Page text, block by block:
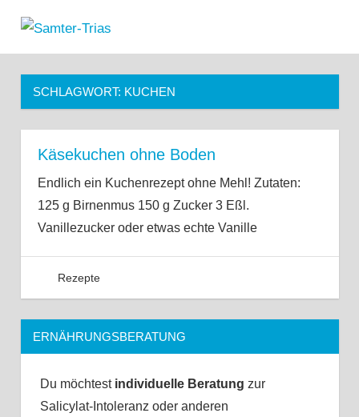
Inhalt
springen
Polypen
Salicylsäure-
Unverträglichkeit
SCHLAGWORT: KUCHEN
Käsekuchen ohne Boden
Endlich ein Kuchenrezept ohne Mehl! Zutaten:
125 g Birnenmus 150 g Zucker 3 Eßl.
Vanillezucker oder etwas echte Vanille
Rezepte
ERNÄHRUNGSBERATUNG
Du möchtest individuelle Beratung zur
Salicylat-Intoleranz oder anderen